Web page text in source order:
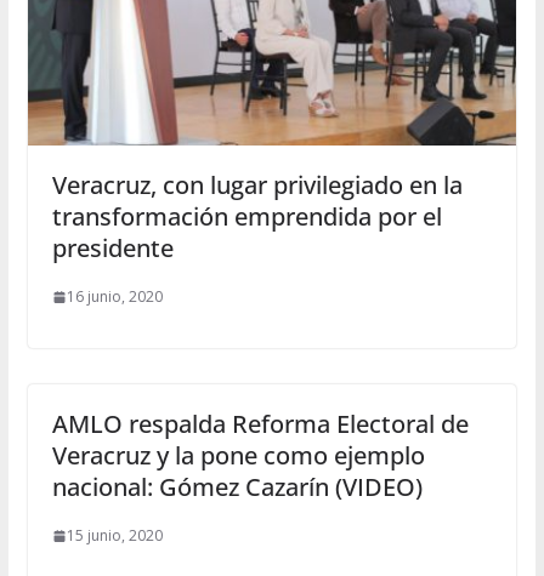
Veracruz, con lugar privilegiado en la
transformación emprendida por el
presidente
16 junio, 2020
AMLO respalda Reforma Electoral de
Veracruz y la pone como ejemplo
nacional: Gómez Cazarín (VIDEO)
15 junio, 2020